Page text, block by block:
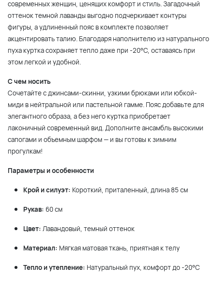
современных женщин, ценящих комфорт и стиль. Загадочный
оттенок темной лаванды выгодно подчеркивает контуры
фигуры, а удлиненный пояс в комплекте позволяет
акцентировать талию. Благодаря наполнителю из натурального
пуха куртка сохраняет тепло даже при -20°C, оставаясь при
этом легкой и удобной.
С чем носить
Сочетайте с джинсами-скинни, узкими брюками или юбкой-
миди в нейтральной или пастельной гамме. Пояс добавьте для
элегантного образа, а без него куртка приобретает
лаконичный современный вид. Дополните ансамбль высокими
сапогами и объемным шарфом — и вы готовы к зимним
прогулкам!
Параметры и особенности
Крой и силуэт: Короткий, приталенный, длина 85 см
Рукав: 60 см
Цвет: Лавандовый, темный оттенок
Материал: Мягкая матовая ткань, приятная к телу
Тепло и утепление: Натуральный пух, комфорт до -20°C